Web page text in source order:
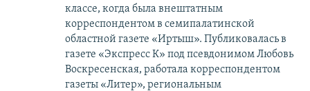
классе, когда была внештатным
корреспондентом в семипалатинской
областной газете «Иртыш». Публиковалась в
газете «Экспресс К» под псевдонимом Любовь
Воскресенская, работала корреспондентом
газеты «Литер», региональным